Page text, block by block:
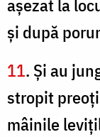
aşezat la
şi după
11. Şi au
stropit
mâinile